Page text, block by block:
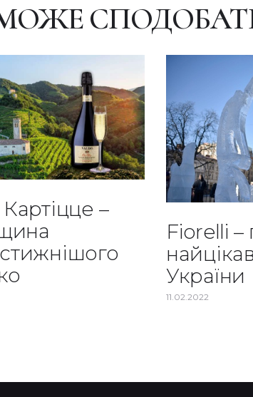
–
Fiorelli –
України
11.02.2022